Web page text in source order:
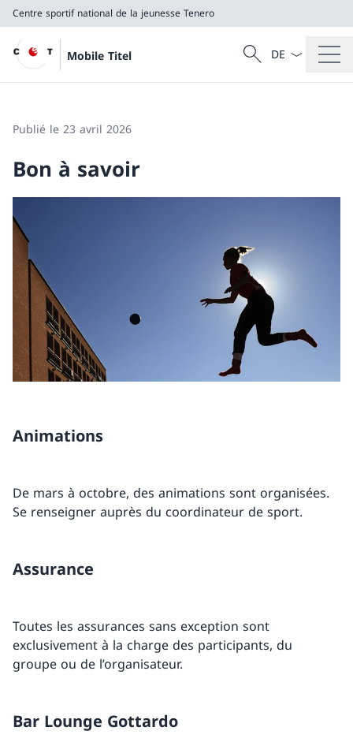
Centre sportif national de la jeunesse Tenero
Mobile Titel
Recherche
Recherche
La langue
Publié le 23 avril 2026
Bon à savoir
Animations
De mars à octobre, des animations sont organisées.
Se renseigner auprès du coordinateur de sport.
Assurance
Toutes les assurances sans exception sont
exclusivement à la charge des participants, du
groupe ou de l’organisateur.
Bar Lounge Gottardo